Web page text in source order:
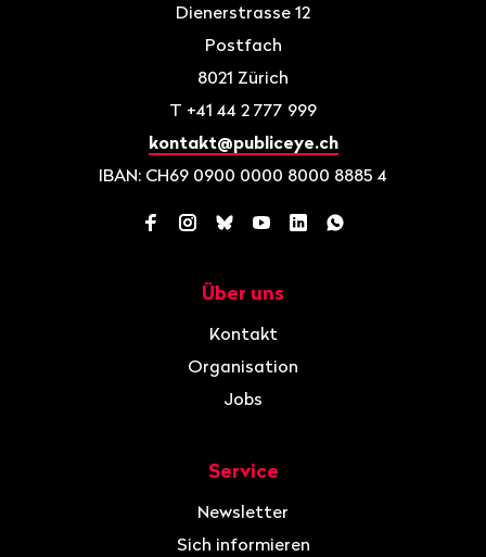
Dienerstrasse 12
Postfach
8021 Zürich
T +41 44 2 777 999
kontakt@publiceye.ch
IBAN: CH69 0900 0000 8000 8885 4
Facebook
Instagram
BlueskyYouTube
LinkedInWhatsApp
Über uns
Kontakt
Organisation
Jobs
Service
Newsletter
Sich informieren